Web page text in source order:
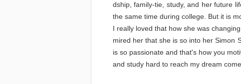
dship, family-tie, study, and her future
the same time during college. But it is
I really loved that how she was
mired her that she is so into her Simon
is so passionate and that's how you
and study hard to reach my dream